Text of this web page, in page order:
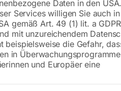
ca. 5 - 10 Werktage
Standard (Österreich): €
beachten Sie: Die Versandkosten
In den
Daten in den
Services willigen Sie auch
gemäß Art. 49 (1) lit. a
mit unzureichendem
beispielsweise die Gefahr,
in
und Europäer eine